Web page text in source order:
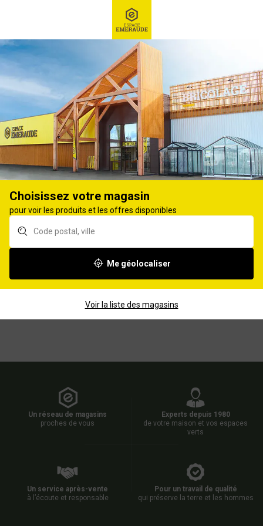
Ex : Robot tondeuse, ...
Préparation culinaire
PRÉPARATION DU FROMAGE
Affiner
Forme à fromage
DUHALLE 900g
Un réseau de magasins
proches de vous
Experts depuis 1980
de votre maison et vos espaces
verts
Un service après-vente
à l’écoute et responsable
Pour un travail de qualité
qui préserve la terre et les hommes
Choisissez votre magasin
pour voir les produits et les offres disponibles
Me géolocaliser
Voir la liste des magasins